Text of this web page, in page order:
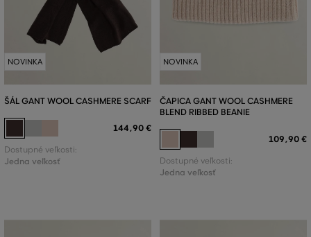
NOVINKA
ŠÁL GANT WOOL CASHMERE SCARF
144,90 €
Dostupné veľkosti:
Jedna veľkosť
NOVINKA
ČAPICA GANT WOOL CASHMERE
BLEND RIBBED BEANIE
109,90 €
Dostupné veľkosti:
Jedna veľkosť